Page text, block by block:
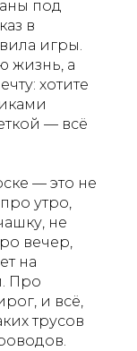
под
в
игры.
жизнь, а
хотите
— всё
— это не
утро,
не
вечер,
на
Про
и всё,
трусов